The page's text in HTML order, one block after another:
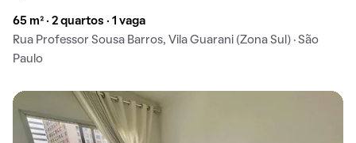
65 m² · 2 quartos · 1 vaga
Rua Professor Sousa Barros, Vila Guarani (Zona Sul) · São
Paulo